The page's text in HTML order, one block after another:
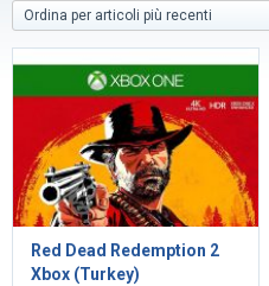
Ordina per articoli più recenti
Red Dead Redemption 2
Xbox (Turkey)